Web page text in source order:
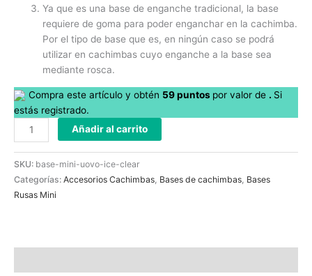
Ya que es una base de enganche tradicional, la base
requiere de goma para poder enganchar en la cachimba.
Por el tipo de base que es, en ningún caso se podrá
utilizar en cachimbas cuyo enganche a la base sea
mediante rosca.
Compra este artículo y obtén 59puntos por valor de . Si
estás registrado.
Añadir al carrito
SKU: base-mini-uovo-ice-clear
Categorías: Accesorios Cachimbas Bases de cachimbas Bases
Rusas Mini